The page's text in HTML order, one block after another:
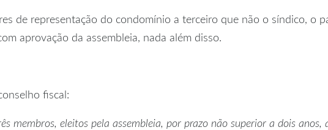
de representação do condomínio a terceiro que não o síndico, o
aprovação da assembleia, nada além disso.
fiscal:
membros, eleitos pela assembleia, por prazo não superior a dois anos,